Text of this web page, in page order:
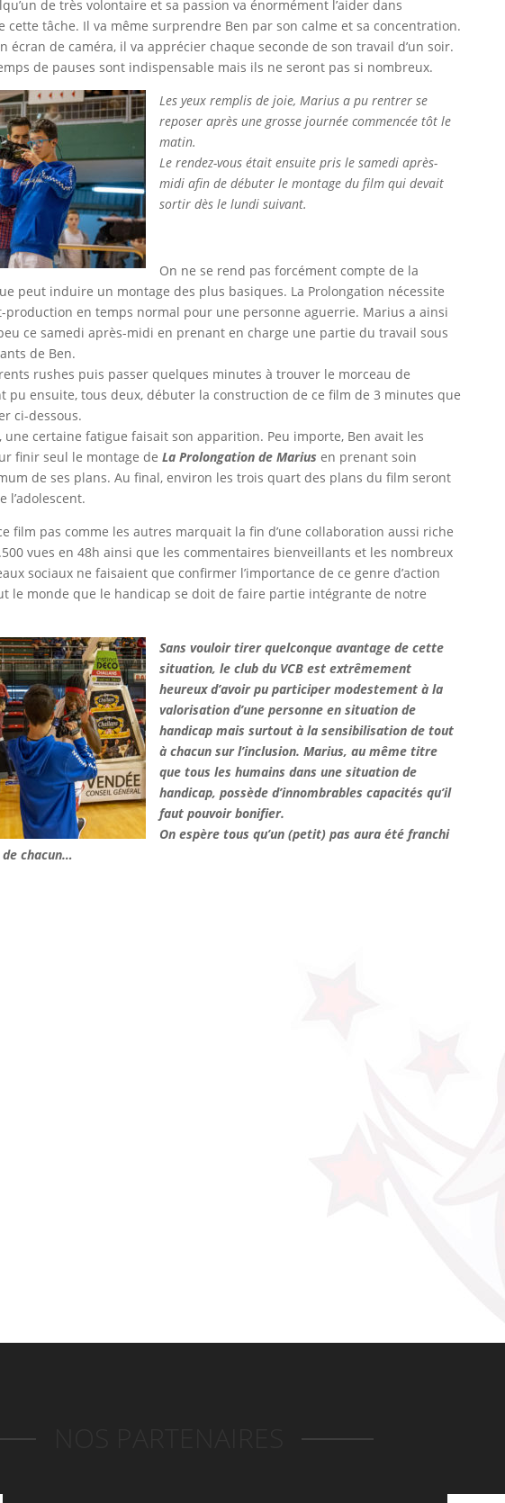
de très volontaire et sa passion va énormément l’aider dans
cette tâche. Il va même surprendre Ben par son calme et sa concentration.
écran de caméra, il va apprécier chaque seconde de son travail d’un soir.
de pauses sont indispensable mais ils ne seront pas si nombreux.
Les yeux remplis de joie, Marius a pu rentrer se
reposer après une grosse journée commencée tôt le
matin.
Le rendez-vous était ensuite pris le samedi après-
midi afin de débuter le montage du film qui devait
sortir dès le lundi suivant.
On ne se rend pas forcément compte de la
peut induire un montage des plus basiques. La Prolongation nécessite
production en temps normal pour une personne aguerrie. Marius a ainsi
ce samedi après-midi en prenant en charge une partie du travail sous
de Ben.
rushes puis passer quelques minutes à trouver le morceau de
pu ensuite, tous deux, débuter la construction de ce film de 3 minutes que
ci-dessous.
une certaine fatigue faisait son apparition. Peu importe, Ben avait les
finir seul le montage de La Prolongation de Marius en prenant soin
de ses plans. Au final, environ les trois quart des plans du film seront
l’adolescent.
film pas comme les autres marquait la fin d’une collaboration aussi riche
vues en 48h ainsi que les commentaires bienveillants et les nombreux
sociaux ne faisaient que confirmer l’importance de ce genre d’action
le monde que le handicap se doit de faire partie intégrante de notre
Sans vouloir tirer quelconque avantage de cette
situation, le club du VCB est extrêmement
heureux d’avoir pu participer modestement à la
valorisation d’une personne en situation de
handicap mais surtout à la sensibilisation de tout
à chacun sur l’inclusion. Marius, au même titre
que tous les humains dans une situation de
handicap, possède d’innombrables capacités qu’il
faut pouvoir bonifier.
On espère tous qu’un (petit) pas aura été franchi
chacun…